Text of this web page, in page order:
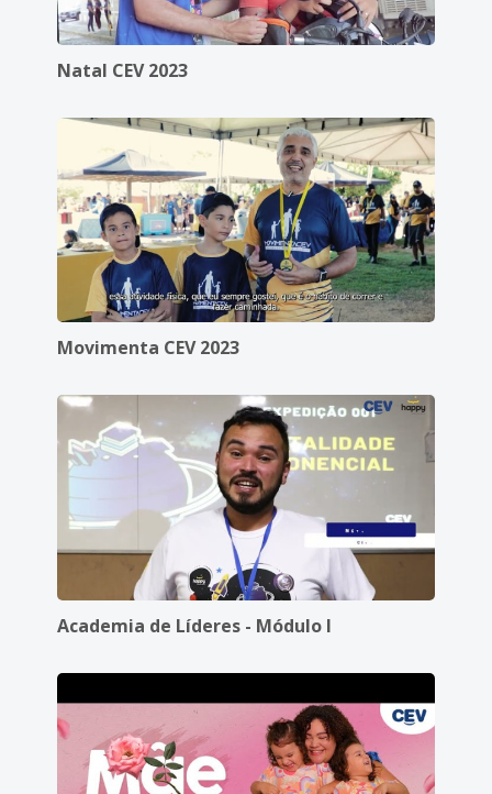
Natal CEV 2023
Movimenta CEV 2023
Academia de Líderes - Módulo I